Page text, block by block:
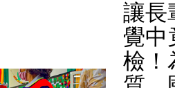
讓長
覺中
檢！